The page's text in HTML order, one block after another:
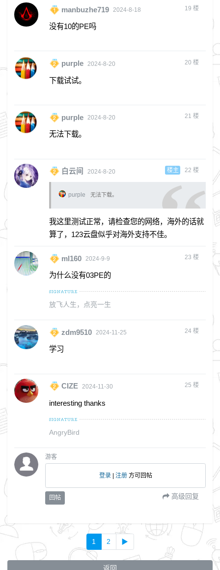
manbuzhe719 2024-8-18 19 楼
没有10的PE吗
purple 2024-8-20 20 楼
下载试试。
purple 2024-8-20 21 楼
无法下载。
白云间 2024-8-20 楼主 22 楼
purple 无法下载。
我这里测试正常，请检查您的网络，海外的话就
算了，123云盘似乎对海外支持不佳。
ml160 2024-9-9 23 楼
为什么没有03PE的
放飞人生，点亮一生
zdm9510 2024-11-25 24 楼
学习
CIZE 2024-11-30 25 楼
interesting thanks
AngryBird
游客
登录| 注册方可回帖
回帖 高级回复
1 2 ▶
返回